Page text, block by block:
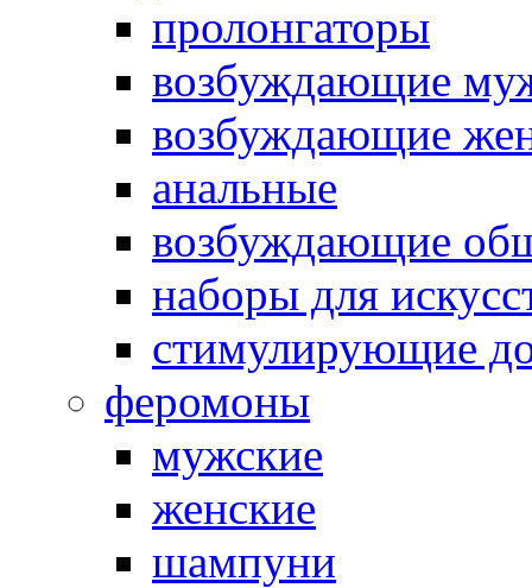
пролонгаторы
возбуждающие
возбуждающие
анальные
возбуждающие
наборы для
стимулирующие
феромоны
мужские
женские
шампуни